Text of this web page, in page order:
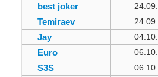
best joker
Temiraev
Jay
Euro
S3S